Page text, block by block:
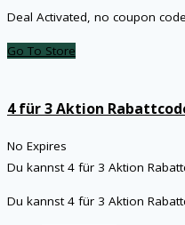
Deal Activated, no coupon
Go To Store
4 für 3 Aktion
No Expires
Du kannst 4 für 3 Aktion
Du kannst 4 für 3 Aktion